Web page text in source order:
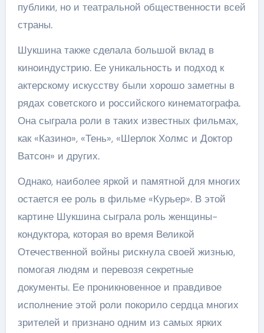
публики, но и театральной общественности всей
страны.
Шукшина также сделала большой вклад в
киноиндустрию. Ее уникальность и подход к
актерскому искусству были хорошо заметны в
рядах советского и российского кинематографа.
Она сыграла роли в таких известных фильмах,
как «Казино», «Тень», «Шерлок Холмс и Доктор
Ватсон» и других.
Однако, наиболее яркой и памятной для многих
остается ее роль в фильме «Курьер». В этой
картине Шукшина сыграла роль женщины-
кондуктора, которая во время Великой
Отечественной войны рискнула своей жизнью,
помогая людям и перевозя секретные
документы. Ее проникновенное и правдивое
исполнение этой роли покорило сердца многих
зрителей и признано одним из самых ярких